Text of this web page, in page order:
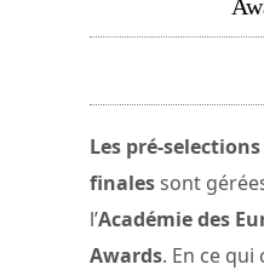
Les pré-
finalessont
l’Académie des
Awards. En ce